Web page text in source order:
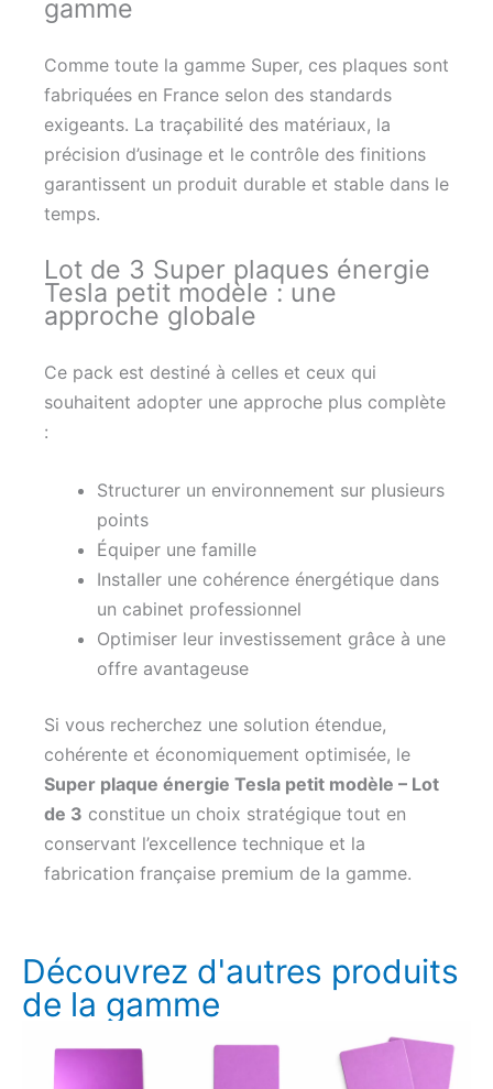
gamme
Comme toute la gamme Super, ces plaques sont
fabriquées en France selon des standards
exigeants. La traçabilité des matériaux, la
précision d’usinage et le contrôle des finitions
garantissent un produit durable et stable dans le
temps.
Lot de 3 Super plaques énergie
Tesla petit modèle : une
approche globale
Ce pack est destiné à celles et ceux qui
souhaitent adopter une approche plus complète
:
Structurer un environnement sur plusieurs
points
Équiper une famille
Installer une cohérence énergétique dans
un cabinet professionnel
Optimiser leur investissement grâce à une
offre avantageuse
Si vous recherchez une solution étendue,
cohérente et économiquement optimisée, le
Super plaque énergie Tesla petit modèle – Lot
de 3 constitue un choix stratégique tout en
conservant l’excellence technique et la
fabrication française premium de la gamme.
Découvrez d'autres produits
de la gamme
prix